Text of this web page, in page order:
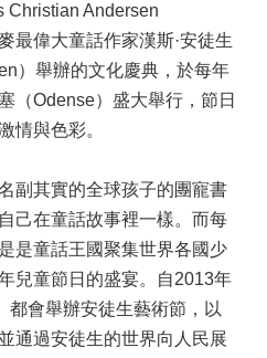
Christian Andersen
最偉大童話作家漢斯·安徒生
）舉辦的文化慶典，於每年
（Odense）盛大舉行，節日
情與色彩。
副其實的全球孩子的團寵書
己在童話故事裡一樣。而每
是童話王國聚集世界各國少
兒童節日的盛宴。自2013年
都會舉辦安徒生藝術節，以
通過安徒生的世界向人民展